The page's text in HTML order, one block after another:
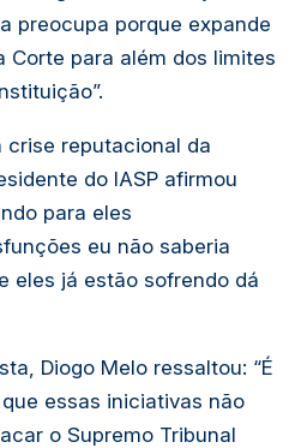
preocupa porque expande
Corte para além dos limites
crise reputacional da
do IASP afirmou
para eles
eu não saberia
eles já estão sofrendo dá
Diogo Melo ressaltou: “É
essas iniciativas não
o Supremo Tribunal